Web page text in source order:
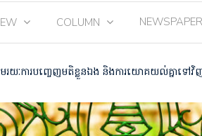
COLUMN NEWSPAPER
រយៈការបញ្ចេញមតិខ្លួនឯង និងការយោគយល់គ្នាទៅ